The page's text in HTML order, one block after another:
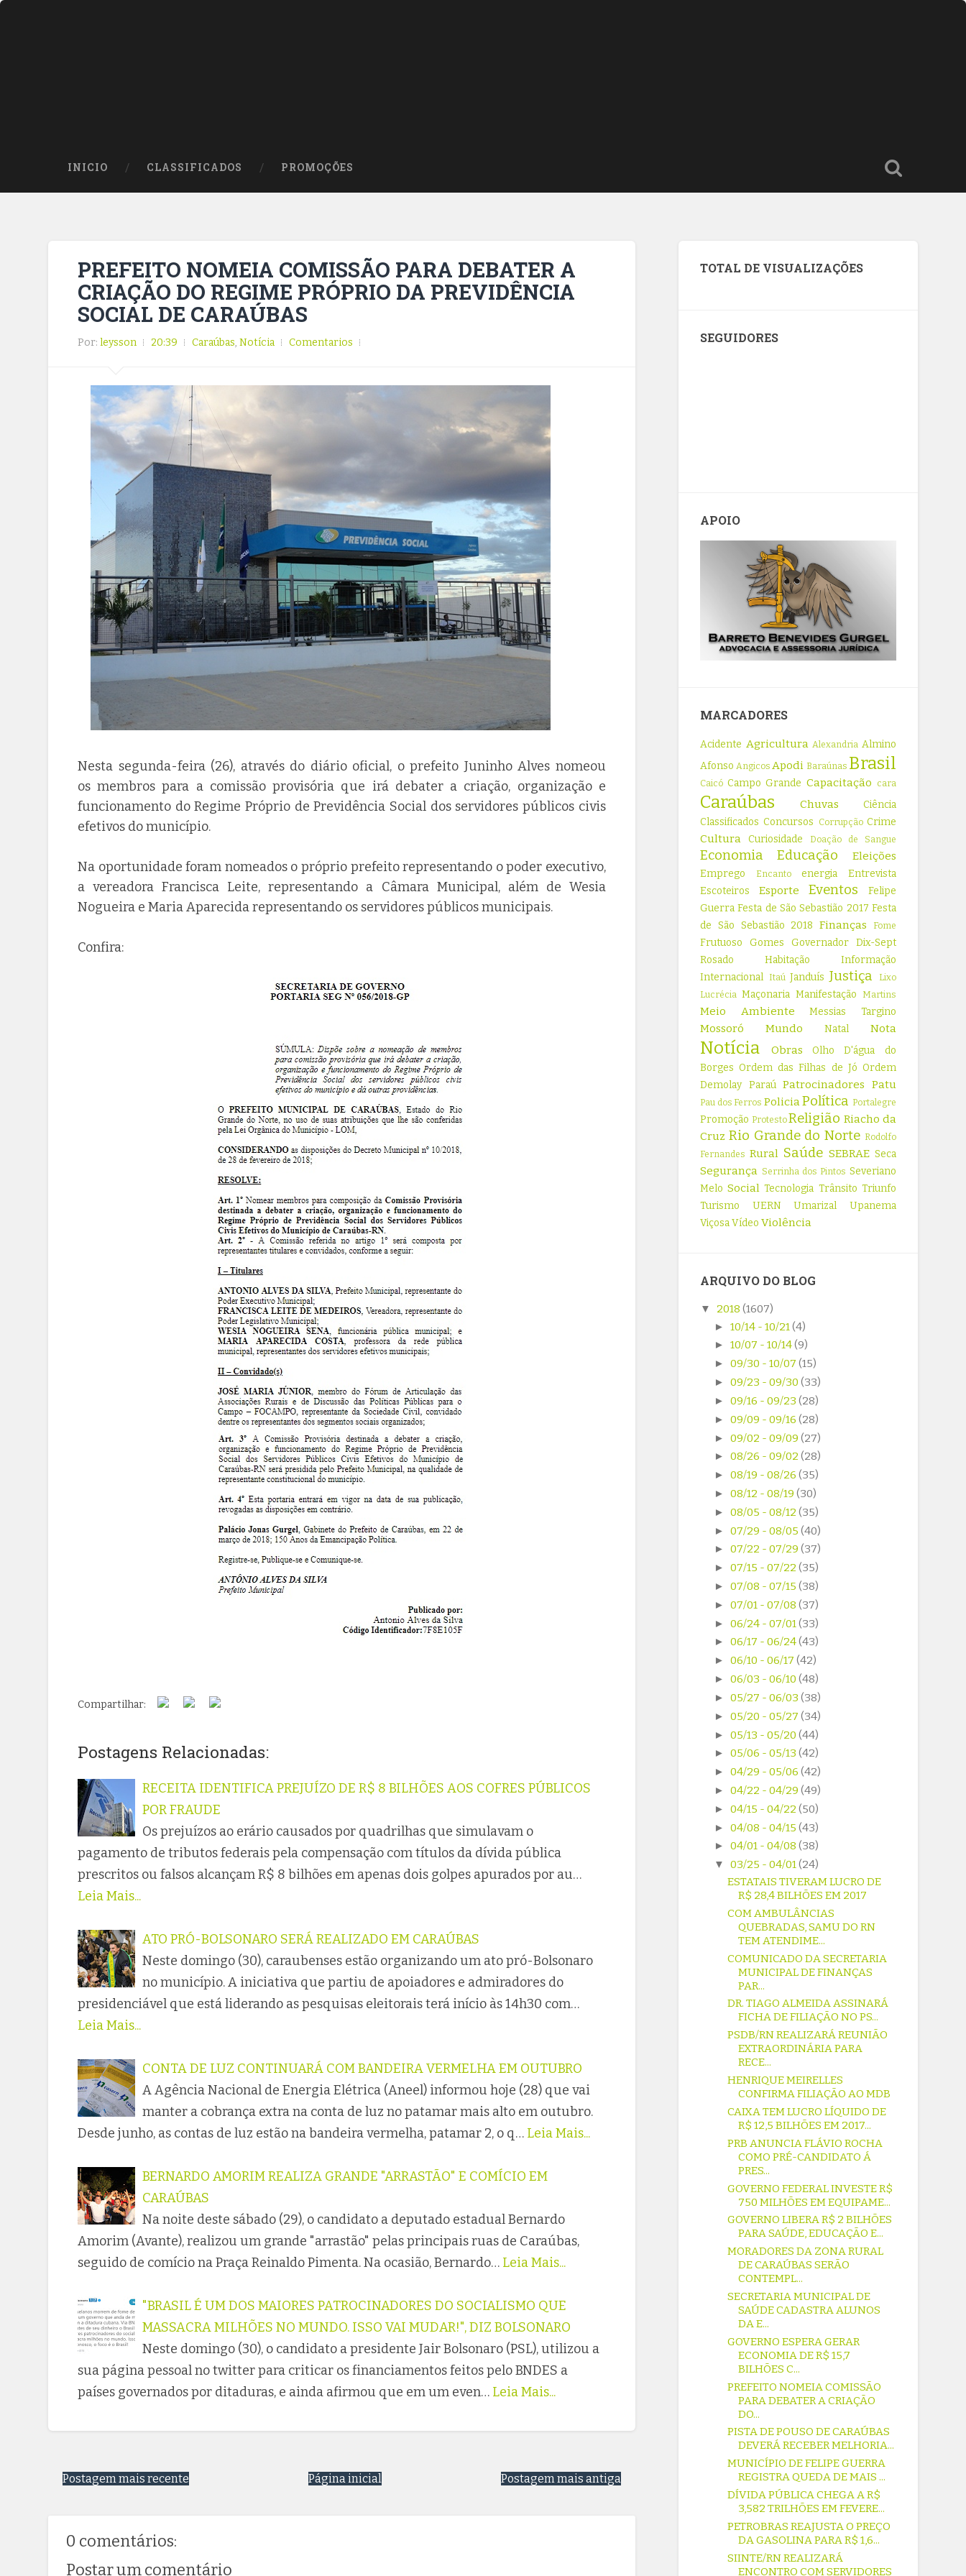
INICIO CLASSIFICADOS PROMOÇÕES
PREFEITO NOMEIA COMISSÃO PARA DEBATER A
CRIAÇÃO DO REGIME PRÓPRIO DA PREVIDÊNCIA
SOCIAL DE CARAÚBAS
Por:leysson 20:39 Caraúbas,Notícia Comentarios
Nesta segunda-feira (26), através do diário oficial, o prefeito Juninho Alves nomeou
os membros para a comissão provisória que irá debater a criação, organização e
funcionamento do Regime Próprio de Previdência Social dos servidores públicos civis
efetivos do município.
Na oportunidade foram nomeados o próprio prefeito representando o poder executivo,
a vereadora Francisca Leite, representando a Câmara Municipal, além de Wesia
Nogueira e Maria Aparecida representando os servidores públicos municipais.
Confira:
Compartilhar:
Postagens Relacionadas:
RECEITA IDENTIFICA PREJUÍZO DE R$ 8 BILHÕES AOS COFRES PÚBLICOS
POR FRAUDE
Os prejuízos ao erário causados por quadrilhas que simulavam o
pagamento de tributos federais pela compensação com títulos da dívida pública
prescritos ou falsos alcançam R$ 8 bilhões em apenas dois golpes apurados por au…
Leia Mais...
ATO PRÓ-BOLSONARO SERÁ REALIZADO EM CARAÚBAS
Neste domingo (30), caraubenses estão organizando um ato pró-Bolsonaro
no município. A iniciativa que partiu de apoiadores e admiradores do
presidenciável que está liderando as pesquisas eleitorais terá início às 14h30 com…
Leia Mais...
CONTA DE LUZ CONTINUARÁ COM BANDEIRA VERMELHA EM OUTUBRO
A Agência Nacional de Energia Elétrica (Aneel) informou hoje (28) que vai
manter a cobrança extra na conta de luz no patamar mais alto em outubro.
Desde junho, as contas de luz estão na bandeira vermelha, patamar 2, o q… Leia Mais...
BERNARDO AMORIM REALIZA GRANDE "ARRASTÃO" E COMÍCIO EM
CARAÚBAS
Na noite deste sábado (29), o candidato a deputado estadual Bernardo
Amorim (Avante), realizou um grande "arrastão" pelas principais ruas de Caraúbas,
seguido de comício na Praça Reinaldo Pimenta. Na ocasião, Bernardo… Leia Mais...
"BRASIL É UM DOS MAIORES PATROCINADORES DO SOCIALISMO QUE
MASSACRA MILHÕES NO MUNDO. ISSO VAI MUDAR!", DIZ BOLSONARO
Neste domingo (30), o candidato a presidente Jair Bolsonaro (PSL), utilizou a
sua página pessoal no twitter para criticar os financiamentos feitos pelo BNDES a
países governados por ditaduras, e ainda afirmou que em um even… Leia Mais...
Postagem mais recente Postagem mais antiga
Página inicial
0 comentários:
Postar um comentário
TOTAL DE VISUALIZAÇÕES
SEGUIDORES
APOIO
MARCADORES
Acidente Agricultura Alexandria Almino
Afonso Angicos Apodi Baraúnas Brasil
Caicó Campo Grande Capacitação cara
Caraúbas Chuvas
Ciência
Classificados Concursos Corrupção Crime
Cultura Curiosidade Doação de Sangue
Economia Educação Eleições
Emprego Encanto energia
Entrevista
Escoteiros
Esporte Eventos
Felipe
Guerra Festa de São Sebastião 2017 Festa
de São Sebastião 2018 Finanças Fome
Frutuoso Gomes
Governador Dix-Sept
Rosado
Habitação
Informação
Internacional
Itaú Janduís Justiça
Lixo
Lucrécia Maçonaria Manifestação Martins
Meio Ambiente Messias Targino
Mossoró Mundo Natal Nota
Notícia Obras
Olho D'água do
Borges Ordem das Filhas de Jó Ordem
Demolay Paraú Patrocinadores Patu
Pau dos Ferros PoliciaPolítica Portalegre
Promoção ProtestoReligião Riacho da
Cruz Rio Grande do Norte Rodolfo
Fernandes Rural Saúde SEBRAE Seca
Segurança Serrinha dos Pintos Severiano
Melo Social Tecnologia Trânsito Triunfo
Turismo
UERN Umarizal
Upanema
ViçosaVídeo Violência
ARQUIVO DO BLOG
▼ 2018(1607)
► 10/14 - 10/21(4)
► 10/07 - 10/14(9)
► 09/30 - 10/07 (15)
► 09/23 - 09/30 (33)
► 09/16 - 09/23 (28)
► 09/09 - 09/16 (28)
► 09/02 - 09/09 (27)
► 08/26 - 09/02 (28)
► 08/19 - 08/26 (35)
► 08/12 - 08/19 (30)
► 08/05 - 08/12 (35)
► 07/29 - 08/05 (40)
► 07/22 - 07/29 (37)
► 07/15 - 07/22 (35)
► 07/08 - 07/15 (38)
► 07/01 - 07/08 (37)
► 06/24 - 07/01(33)
► 06/17 - 06/24(43)
► 06/10 - 06/17 (42)
► 06/03 - 06/10 (48)
► 05/27 - 06/03 (38)
► 05/20 - 05/27 (34)
► 05/13 - 05/20 (44)
► 05/06 - 05/13 (42)
► 04/29 - 05/06 (42)
► 04/22 - 04/29 (49)
► 04/15 - 04/22 (50)
► 04/08 - 04/15 (43)
► 04/01 - 04/08 (38)
▼ 03/25 - 04/01(24)
ESTATAIS TIVERAM LUCRO DE
R$ 28,4 BILHÕES EM 2017
COM AMBULÂNCIAS
QUEBRADAS, SAMU DO RN
TEM ATENDIME...
COMUNICADO DA SECRETARIA
MUNICIPAL DE FINANÇAS
PAR...
DR. TIAGO ALMEIDA ASSINARÁ
FICHA DE FILIAÇÃO NO PS...
PSDB/RN REALIZARÁ REUNIÃO
EXTRAORDINÁRIA PARA
RECE...
HENRIQUE MEIRELLES
CONFIRMA FILIAÇÃO AO MDB
CAIXA TEM LUCRO LÍQUIDO DE
R$ 12,5 BILHÕES EM 2017...
PRB ANUNCIA FLÁVIO ROCHA
COMO PRÉ-CANDIDATO Á
PRES...
GOVERNO FEDERAL INVESTE R$
750 MILHÕES EM EQUIPAME...
GOVERNO LIBERA R$ 2 BILHÕES
PARA SAÚDE, EDUCAÇÃO E...
MORADORES DA ZONA RURAL
DE CARAÚBAS SERÃO
CONTEMPL...
SECRETARIA MUNICIPAL DE
SAÚDE CADASTRA ALUNOS
DA E...
GOVERNO ESPERA GERAR
ECONOMIA DE R$ 15,7
BILHÕES C...
PREFEITO NOMEIA COMISSÃO
PARA DEBATER A CRIAÇÃO
DO...
PISTA DE POUSO DE CARAÚBAS
DEVERÁ RECEBER MELHORIA...
MUNICÍPIO DE FELIPE GUERRA
REGISTRA QUEDA DE MAIS ...
DÍVIDA PÚBLICA CHEGA A R$
3,582 TRILHÕES EM FEVERE...
PETROBRAS REAJUSTA O PREÇO
DA GASOLINA PARA R$ 1,6...
SIINTE/RN REALIZARÁ
ENCONTRO COM SERVIDORES